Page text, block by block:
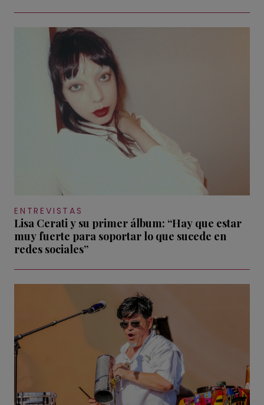
ENTREVISTAS
Lisa Cerati y su primer álbum: “Hay que estar
muy fuerte para soportar lo que sucede en
redes sociales”